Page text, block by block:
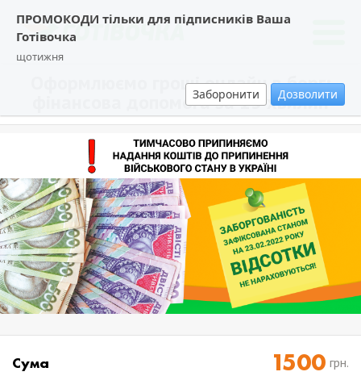
ПРОМОКОДИ тільки для підписників Ваша
Готівочка
щотижня
Заборонити Дозволити
Оформлюємо гроші онлайн в борг:
фінансова допомога за 15 хвилин
Cума грн.